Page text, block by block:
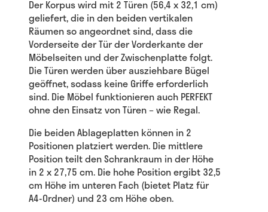
Der Korpus wird mit 2 Türen (56,4 x 32,1 cm)
geliefert, die in den beiden vertikalen
Räumen so angeordnet sind, dass die
Vorderseite der Tür der Vorderkante der
Möbelseiten und der Zwischenplatte folgt.
Die Türen werden über ausziehbare Bügel
geöffnet, sodass keine Griffe erforderlich
sind. Die Möbel funktionieren auch PERFEKT
ohne den Einsatz von Türen – wie Regal.
Die beiden Ablageplatten können in 2
Positionen platziert werden. Die mittlere
Position teilt den Schrankraum in der Höhe
in 2 x 27,75 cm. Die hohe Position ergibt 32,5
cm Höhe im unteren Fach (bietet Platz für
A4-Ordner) und 23 cm Höhe oben.